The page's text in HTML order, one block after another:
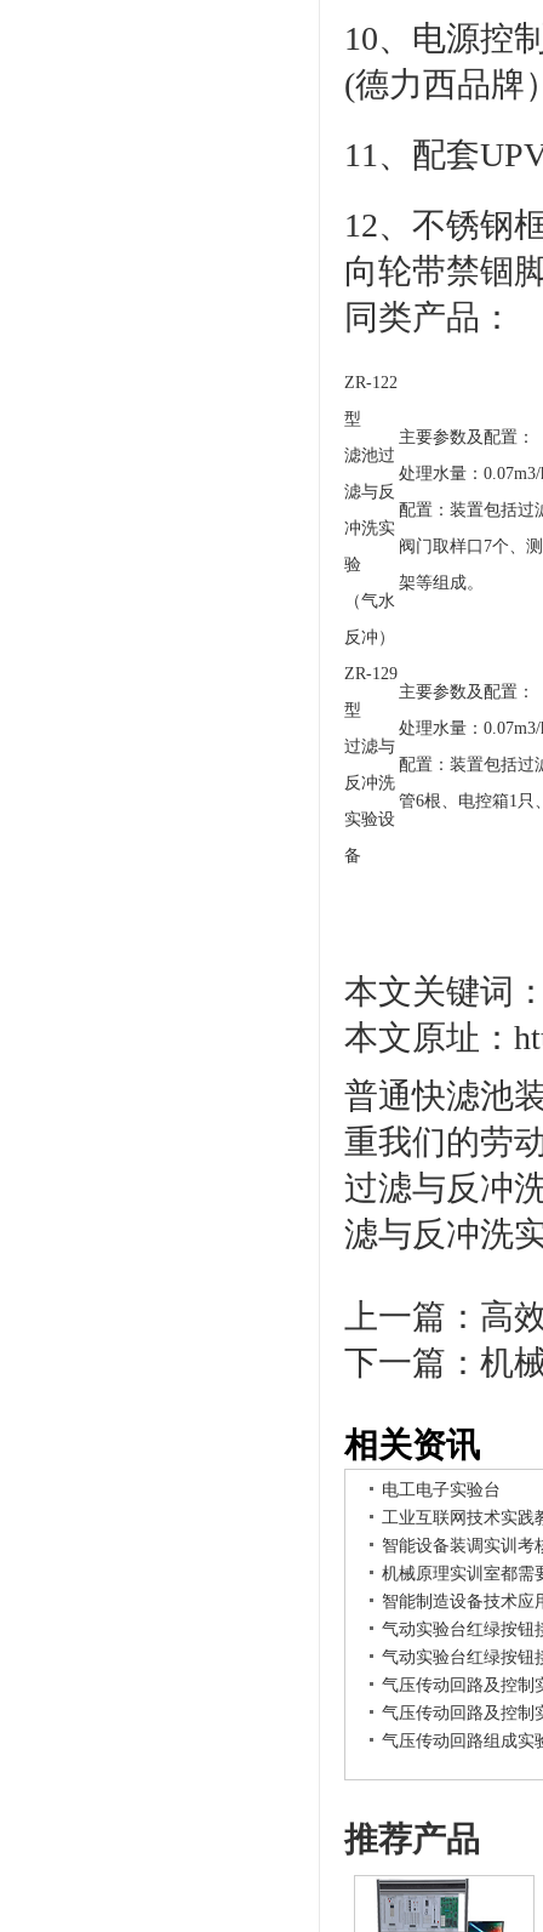
10、电源控
(德力西品牌
11、配套
12、不锈钢
向轮带禁锢
同类产品：
ZR-122
型
滤池过
滤与反
冲洗实
验
（气水
反冲）
主要参数及配置：
处理水量：
配置：装置包括过
阀门取样口7个、
架等组成。
ZR-129
型
过滤与
反冲洗
实验设
备
主要参数及配置：
处理水量：
配置：装置包括过
管6根、电控箱1只
本文关键词
本文原址：
普通快滤池
重我们的劳
过滤与反冲
滤与反冲洗
上一篇： 高
下一篇： 机
相关资讯
电工电子实验台
工业互联网技术实践
智能设备装调实训考
机械原理实训室都需
智能制造设备技术应
气动实验台红绿按钮
气动实验台红绿按钮
气压传动回路及控制
气压传动回路及控制
气压传动回路组成实
推荐产品